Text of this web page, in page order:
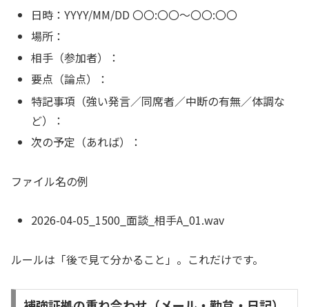
日時：YYYY/MM/DD 〇〇:〇〇〜〇〇:〇〇
場所：
相手（参加者）：
要点（論点）：
特記事項（強い発言／同席者／中断の有無／体調な
ど）：
次の予定（あれば）：
ファイル名の例
2026-04-05_1500_面談_相手A_01.wav
ルールは「後で見て分かること」。これだけです。